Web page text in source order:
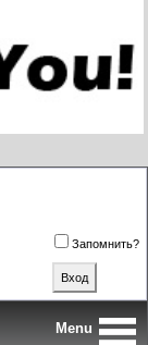
Запомнить?
Menu